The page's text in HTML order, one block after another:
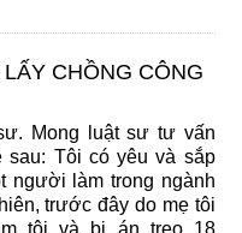
CHỒNG CÔNG
Mong luật sư tư vấn
sau: Tôi có yêu và sắp
người làm trong ngành
trước đây do mẹ tôi
tội và bị án treo 18